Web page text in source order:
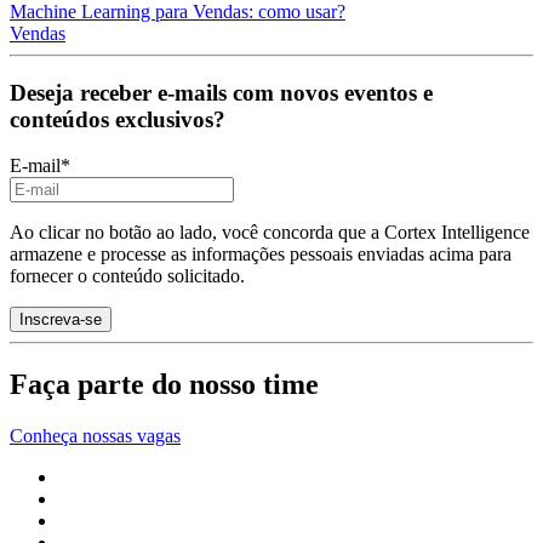
Machine Learning para Vendas: como usar?
Vendas
Deseja receber e-mails com novos eventos e
conteúdos exclusivos?
E-mail*
Ao clicar no botão ao lado, você concorda que a Cortex Intelligence
armazene e processe as informações pessoais enviadas acima para
fornecer o conteúdo solicitado.
Faça parte do nosso time
Conheça nossas vagas